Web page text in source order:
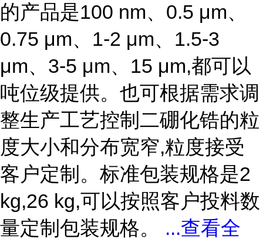
的产品是100 nm、0.5 μm、
0.75 μm、1-2 μm、1.5-3
μm、3-5 μm、15 μm,都可以
吨位级提供。也可根据需求调
整生产工艺控制二硼化锆的粒
度大小和分布宽窄,粒度接受
客户定制。标准包装规格是2
kg,26 kg,可以按照客户投料数
量定制包装规格。 ...查看全